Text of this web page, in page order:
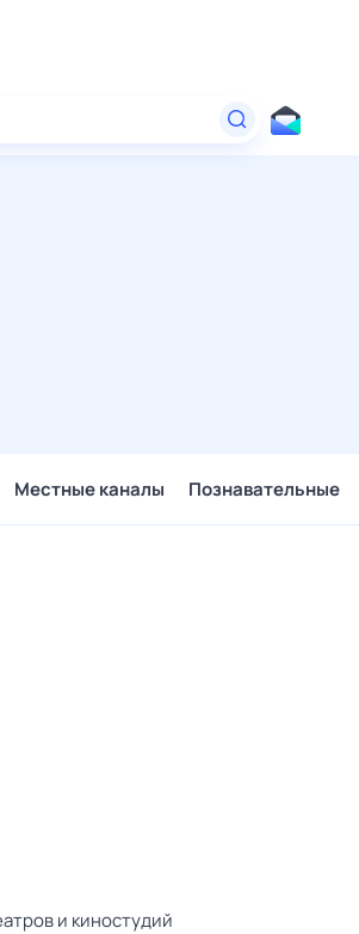
Местные каналы Познавательные
и киностудий